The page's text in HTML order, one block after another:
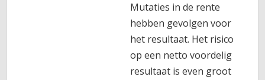
Mutaties in de rente
hebben gevolgen voor
het resultaat. Het risico
op een netto voordelig
resultaat is even groot